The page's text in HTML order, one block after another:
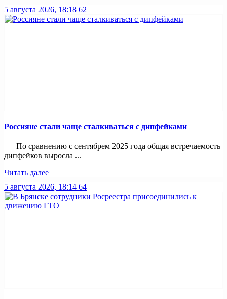
5 августа 2026, 18:18 62
Россияне стали чаще сталкиваться с дипфейками
По сравнению с сентябрем 2025 года общая встречаемость
дипфейков выросла ...
Читать далее
5 августа 2026, 18:14 64